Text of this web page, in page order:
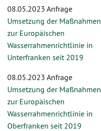
08.05.2023 Anfrage
Umsetzung der Maßnahmen
zur Europäischen
Wasserrahmenrichtlinie in
Unterfranken seit 2019
08.05.2023 Anfrage
Umsetzung der Maßnahmen
zur Europäischen
Wasserrahmenrichtlinie in
Oberfranken seit 2019